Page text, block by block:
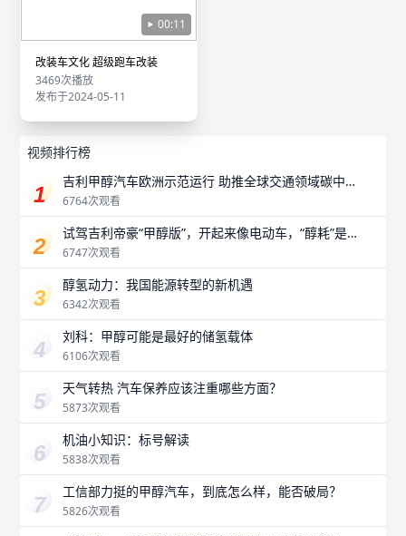
00:11
改装车文化 超级跑车改装
3469次播放
发布于2024-05-11
视频排行榜
吉利甲醇汽车欧洲示范运行 助推全球交通领域碳中
和
6764次观看
试驾吉利帝豪“甲醇版”，开起来像电动车，“醇耗”是
最大惊喜？
6747次观看
醇氢动力：我国能源转型的新机遇
6342次观看
刘科：甲醇可能是最好的储氢载体
6106次观看
天气转热 汽车保养应该注重哪些方面？
5873次观看
机油小知识：标号解读
5838次观看
工信部力挺的甲醇汽车，到底怎么样，能否破局？
5826次观看